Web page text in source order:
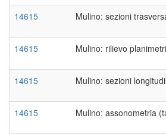
14615 Mulino: sezioni
14615 Mulino: rilievo
14615 Mulino: sezioni
14615 Mulino: assonometria